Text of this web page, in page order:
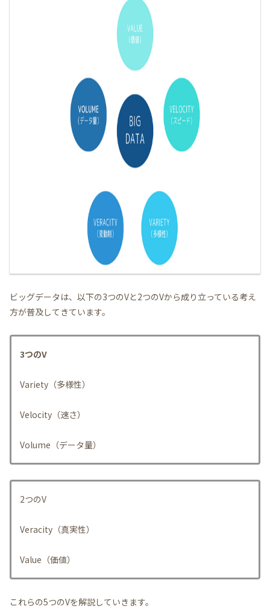
ビッグデータは、以下の3つのVと2つのVから成り立っている考え
方が普及してきています。
3つのV
Variety（多様性）
Velocity（速さ）
Volume（データ量）
2つのV
Veracity（真実性）
Value（価値）
これらの5つのVを解説していきます。